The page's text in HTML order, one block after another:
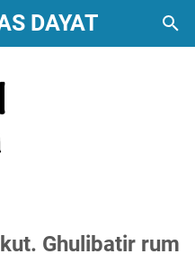
DAYAT
Ghulibatir rum